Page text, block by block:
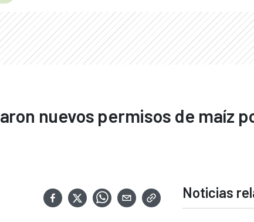
nuevos permisos de maíz
Noticias